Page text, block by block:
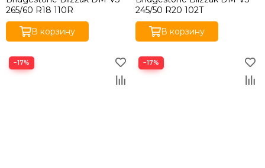
265/60 R18 110R
В корзину
245/50 R20 102T
В корзину
−17% −17%